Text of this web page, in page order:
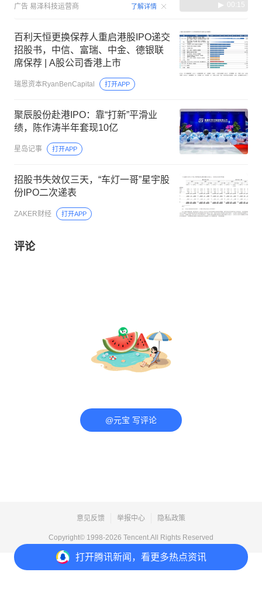
打开腾讯新闻，看更多热点资讯
广告 易泽科技运营商 了解详情 00:15
百利天恒更换保荐人重启港股IPO递交
招股书，中信、富瑞、中金、德银联
席保荐 | A股公司香港上市
瑞恩资本RyanBenCapital 打开APP
聚辰股份赴港IPO：靠“打新”平滑业
绩，陈作涛半年套现10亿
星岛记事 打开APP
招股书失效仅三天，“车灯一哥”星宇股
份IPO二次递表
ZAKER财经 打开APP
评论
@元宝 写评论
意见反馈 举报中心 隐私政策
Copyright© 1998-2026 Tencent.All Rights Reserved